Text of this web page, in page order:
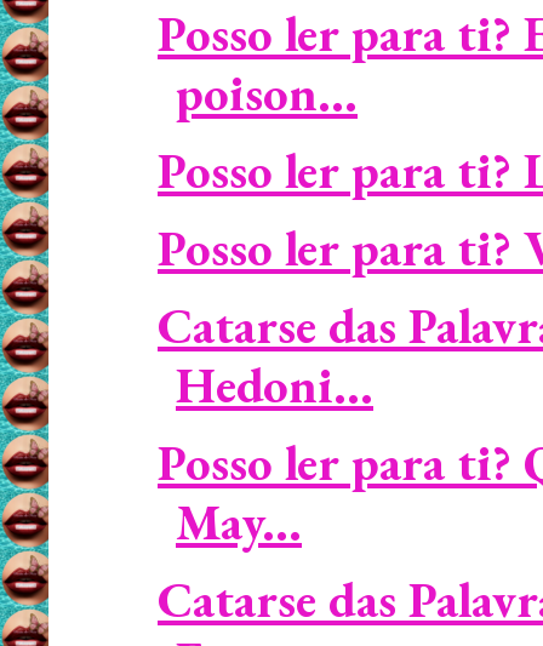
Posso ler para ti?
poison...
Posso ler para ti?
Posso ler para ti?
Catarse das
Hedoni...
Posso ler para ti?
May...
Catarse das